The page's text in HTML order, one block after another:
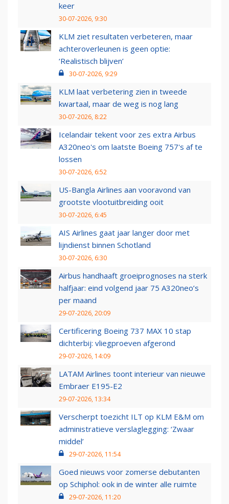
keer
30-07-2026, 9:30
KLM ziet resultaten verbeteren, maar
achteroverleunen is geen optie:
‘Realistisch blijven’
30-07-2026, 9:29
KLM laat verbetering zien in tweede
kwartaal, maar de weg is nog lang
30-07-2026, 8:22
Icelandair tekent voor zes extra Airbus
A320neo's om laatste Boeing 757's af te
lossen
30-07-2026, 6:52
US-Bangla Airlines aan vooravond van
grootste vlootuitbreiding ooit
30-07-2026, 6:45
AIS Airlines gaat jaar langer door met
lijndienst binnen Schotland
30-07-2026, 6:30
Airbus handhaaft groeiprognoses na sterk
halfjaar: eind volgend jaar 75 A320neo’s
per maand
29-07-2026, 20:09
Certificering Boeing 737 MAX 10 stap
dichterbij: vliegproeven afgerond
29-07-2026, 14:09
LATAM Airlines toont interieur van nieuwe
Embraer E195-E2
29-07-2026, 13:34
Verscherpt toezicht ILT op KLM E&M om
administratieve verslaglegging: ‘Zwaar
middel’
29-07-2026, 11:54
Goed nieuws voor zomerse debutanten
op Schiphol: ook in de winter alle ruimte
29-07-2026, 11:20